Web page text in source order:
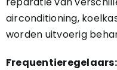
airconditioning,
worden uitvoerig
Frequentieregelaars: